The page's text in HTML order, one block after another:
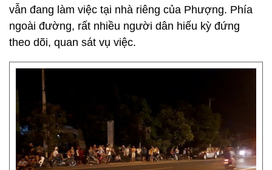
vẫn đang làm việc tại nhà riêng của Phượng. Phía
ngoài đường, rất nhiều người dân hiếu kỳ đứng
theo dõi, quan sát vụ việc.